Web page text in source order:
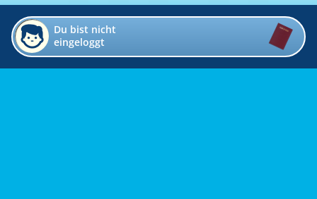
Du bist nicht
eingeloggt